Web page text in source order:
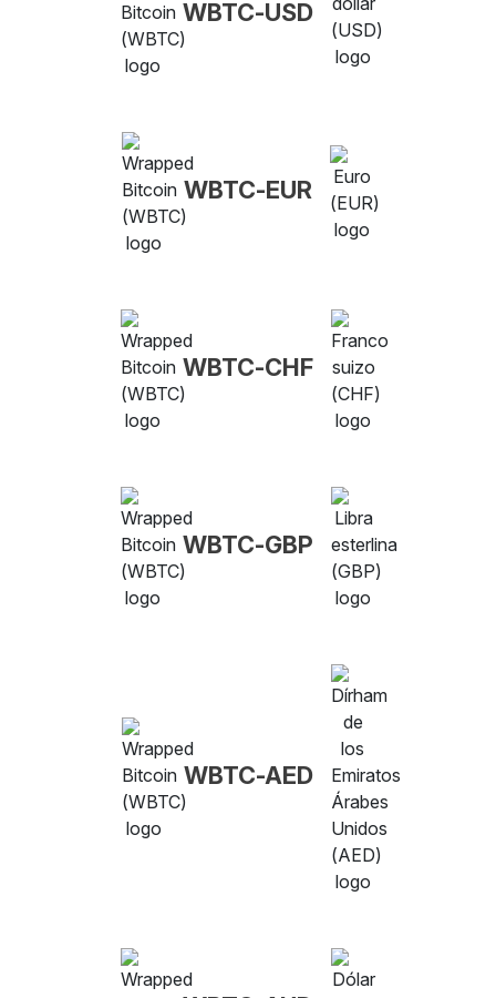
WBTC-USD
WBTC-EUR
WBTC-CHF
WBTC-GBP
WBTC-AED